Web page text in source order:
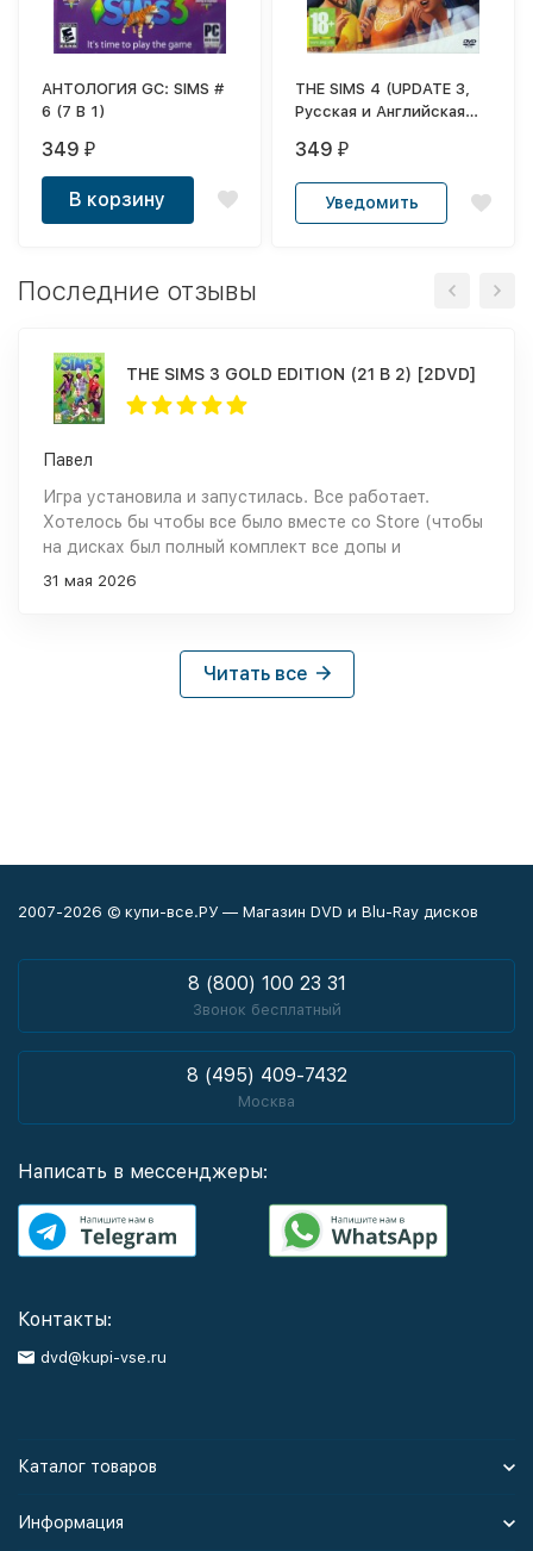
АНТОЛОГИЯ GC: SIMS #
6 (7 В 1)
349₽
В корзину
THE SIMS 4 (UPDATE 3,
Русская и Английская
349₽
Уведомить
Последние отзывы
THE SIMS 3 GOLD EDITION (21 В 2) [2DVD]
Павел
Игра установила и запустилась. Все работает.
Хотелось бы чтобы все было вместе со Store (чтобы
на дисках был полный комплект все допы и
содержимое Store), если в продаже вдруг появится
31 мая 2026
Читать все
2007-2026 © купи-все.РУ — Магазин DVD и Blu-Ray дисков
8 (800) 100 23 31
Звонок бесплатный
8 (495) 409-7432
Москва
Написать в мессенджеры:
Контакты:
dvd@kupi-vse.ru
Каталог товаров
Информация